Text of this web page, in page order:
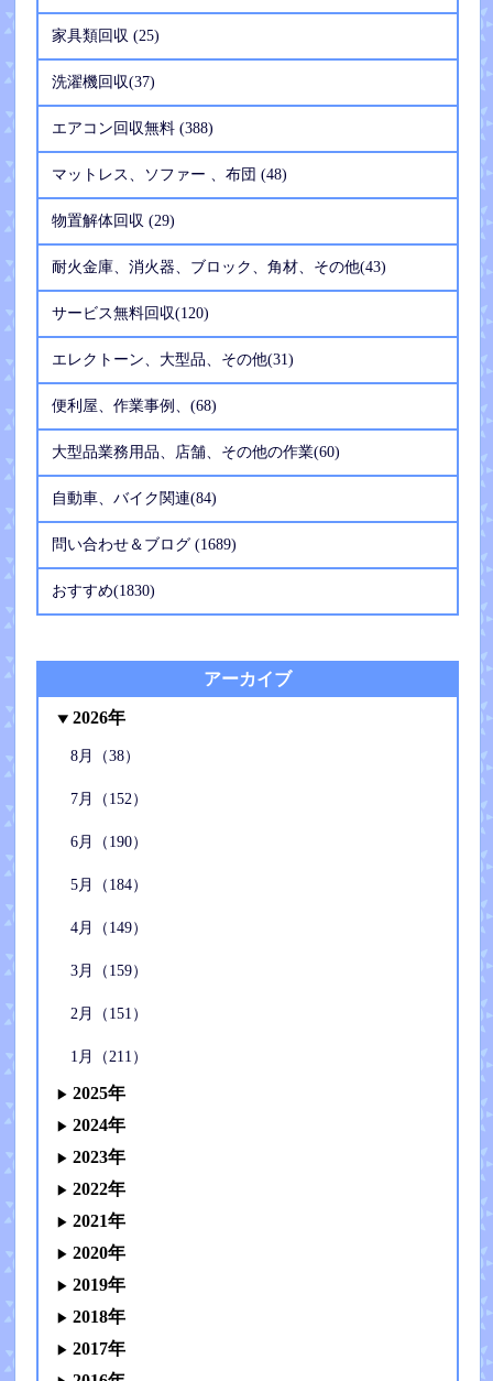
家具類回収 (25)
洗濯機回収(37)
エアコン回収無料 (388)
マットレス、ソファー 、布団 (48)
物置解体回収 (29)
耐火金庫、消火器、ブロック、角材、その他(43)
サービス無料回収(120)
エレクトーン、大型品、その他(31)
便利屋、作業事例、(68)
大型品業務用品、店舗、その他の作業(60)
自動車、バイク関連(84)
問い合わせ＆ブログ (1689)
おすすめ(1830)
アーカイブ
2026年
8月（38）
7月（152）
6月（190）
5月（184）
4月（149）
3月（159）
2月（151）
1月（211）
2025年
2024年
2023年
2022年
2021年
2020年
2019年
2018年
2017年